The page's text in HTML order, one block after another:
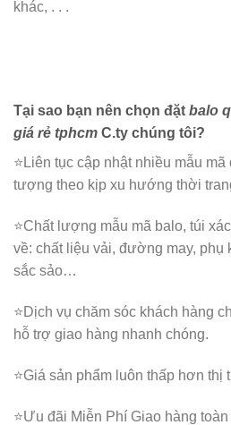
khác, . . .
Tại sao bạn nên chọn đặt balo
giá rẻ tphcm C.ty chúng tôi?
⭐️Liên tục cập nhật nhiều mẫu
tượng theo kịp xu hướng thời
⭐️Chất lượng mẫu mã balo, túi
về: chất liệu vải, đường may, phụ
sắc sảo…
⭐️Dịch vụ chăm sóc khách hàng
hỗ trợ giao hàng nhanh chóng.
⭐️Giá sản phẩm luôn thấp hơn
⭐️Ưu đãi Miễn Phí Giao hàng